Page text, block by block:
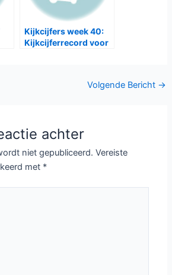
Kijkcijfers week 40:
Kijkcijferrecord voor
Volgende Bericht →
achter
niet gepubliceerd. Vereiste
met *